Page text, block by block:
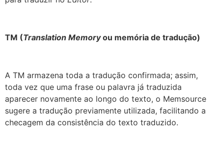
TM (Translation Memoryou memória de tradução)
A TM armazena toda a tradução confirmada; assim,
toda vez que uma frase ou palavra já traduzida
aparecer novamente ao longo do texto, o Memsource
sugere a tradução previamente utilizada, facilitando a
checagem da consistência do texto traduzido.